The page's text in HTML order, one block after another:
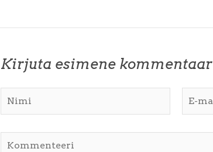
Kirjuta esimene kommentaar